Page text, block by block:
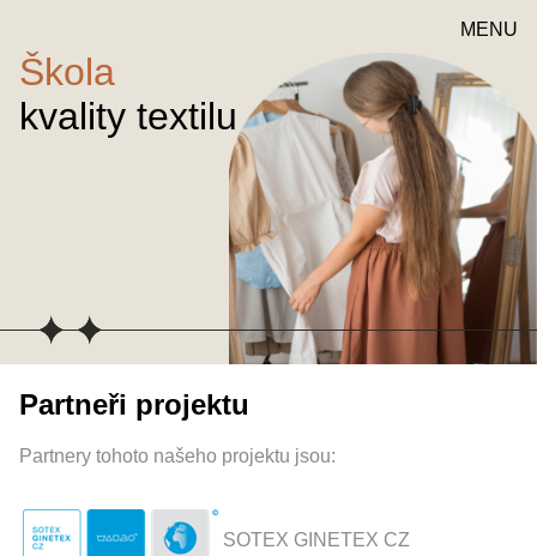
MENU
Škola
kvality textilu
Partneři projektu
Partnery tohoto našeho projektu jsou:
SOTEX GINETEX CZ